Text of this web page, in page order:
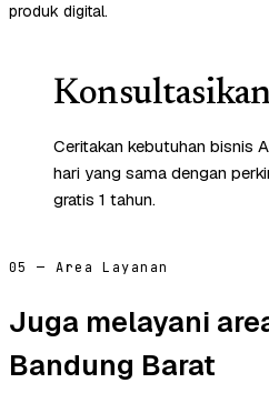
produk digital.
Ceritakan kebutuhan bisnis
hari yang sama dengan
gratis 1 tahun.
05 — Area Layanan
Juga melayani
Bandung Barat